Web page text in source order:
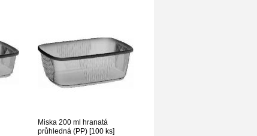
Miska 200 ml hranatá
průhledná (PP) [100 ks]